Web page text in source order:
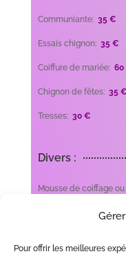
Pour offrir les meilleures
Communiante: 35 €
Essais chignon: 35 €
Coiffure de mariée: 60
Chignon de fêtes: 35 €
Tresses: 30 €
Divers :
Mousse de coiffage
€